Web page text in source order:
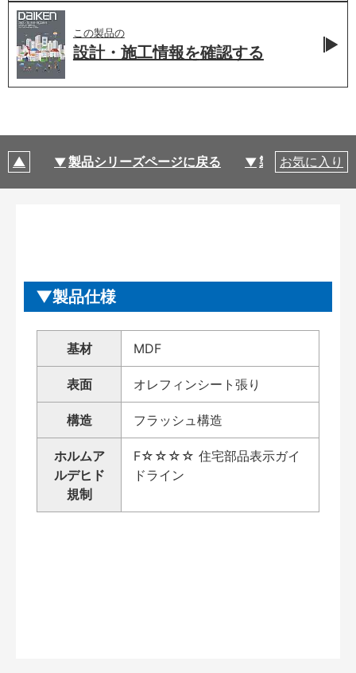
この製品の
設計・施工情報を確認する
製品シリーズページに戻る 製品仕様
お気に入り
製品仕様
基材 MDF
表面 オレフィンシート張り
構造 フラッシュ構造
ホルムア
ルデヒド
規制
F☆☆☆☆ 住宅部品表示ガイ
ドライン